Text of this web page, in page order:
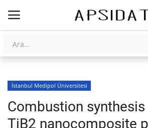
Giriş Kayıt Ol
AnaSayfa
İstanbul Medipol Üniversitesi
Combustion synthesis
TiB2 nanocomposite